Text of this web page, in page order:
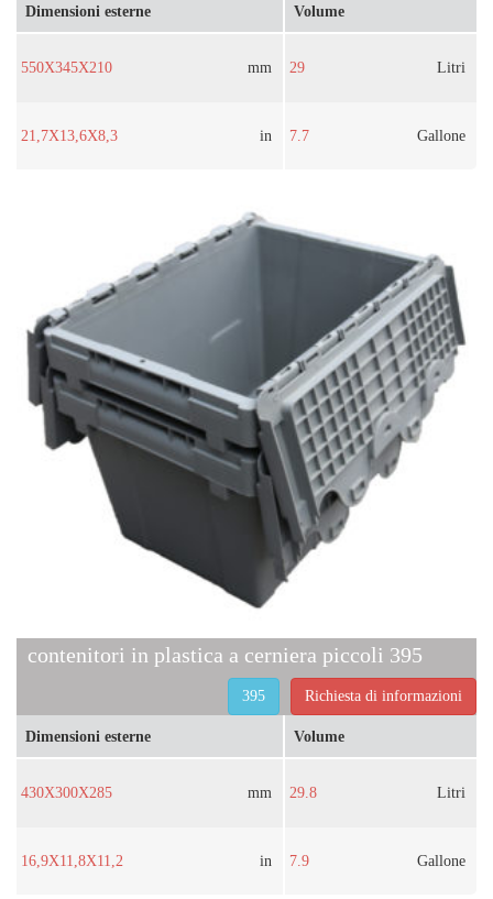
Dimensioni esterne
550X345X210 mm
21,7X13,6X8,3 in
Volume
29 Litri
7.7 Gallone
contenitori in plastica a cerniera piccoli 395
Richiesta di informazioni
395
Dimensioni esterne
430X300X285 mm
16,9X11,8X11,2 in
Volume
29.8 Litri
7.9 Gallone